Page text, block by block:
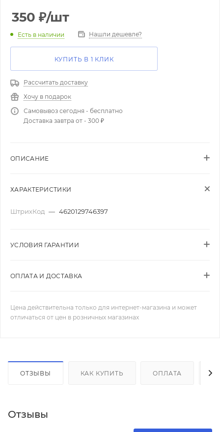
350 ₽/шт
Есть в наличии Нашли дешевле?
КУПИТЬ В 1 КЛИК
Рассчитать доставку
Хочу в подарок
Самовывоз сегодня - бесплатно
Доставка завтра от - 300 ₽
ОПИСАНИЕ
ХАРАКТЕРИСТИКИ
ШтрихКод — 4620129746397
УСЛОВИЯ ГАРАНТИИ
ОПЛАТА И ДОСТАВКА
Цена действительна только для интернет-магазина и может
отличаться от цен в розничных магазинах
ОТЗЫВЫ КАК КУПИТЬ ОПЛАТА
Отзывы